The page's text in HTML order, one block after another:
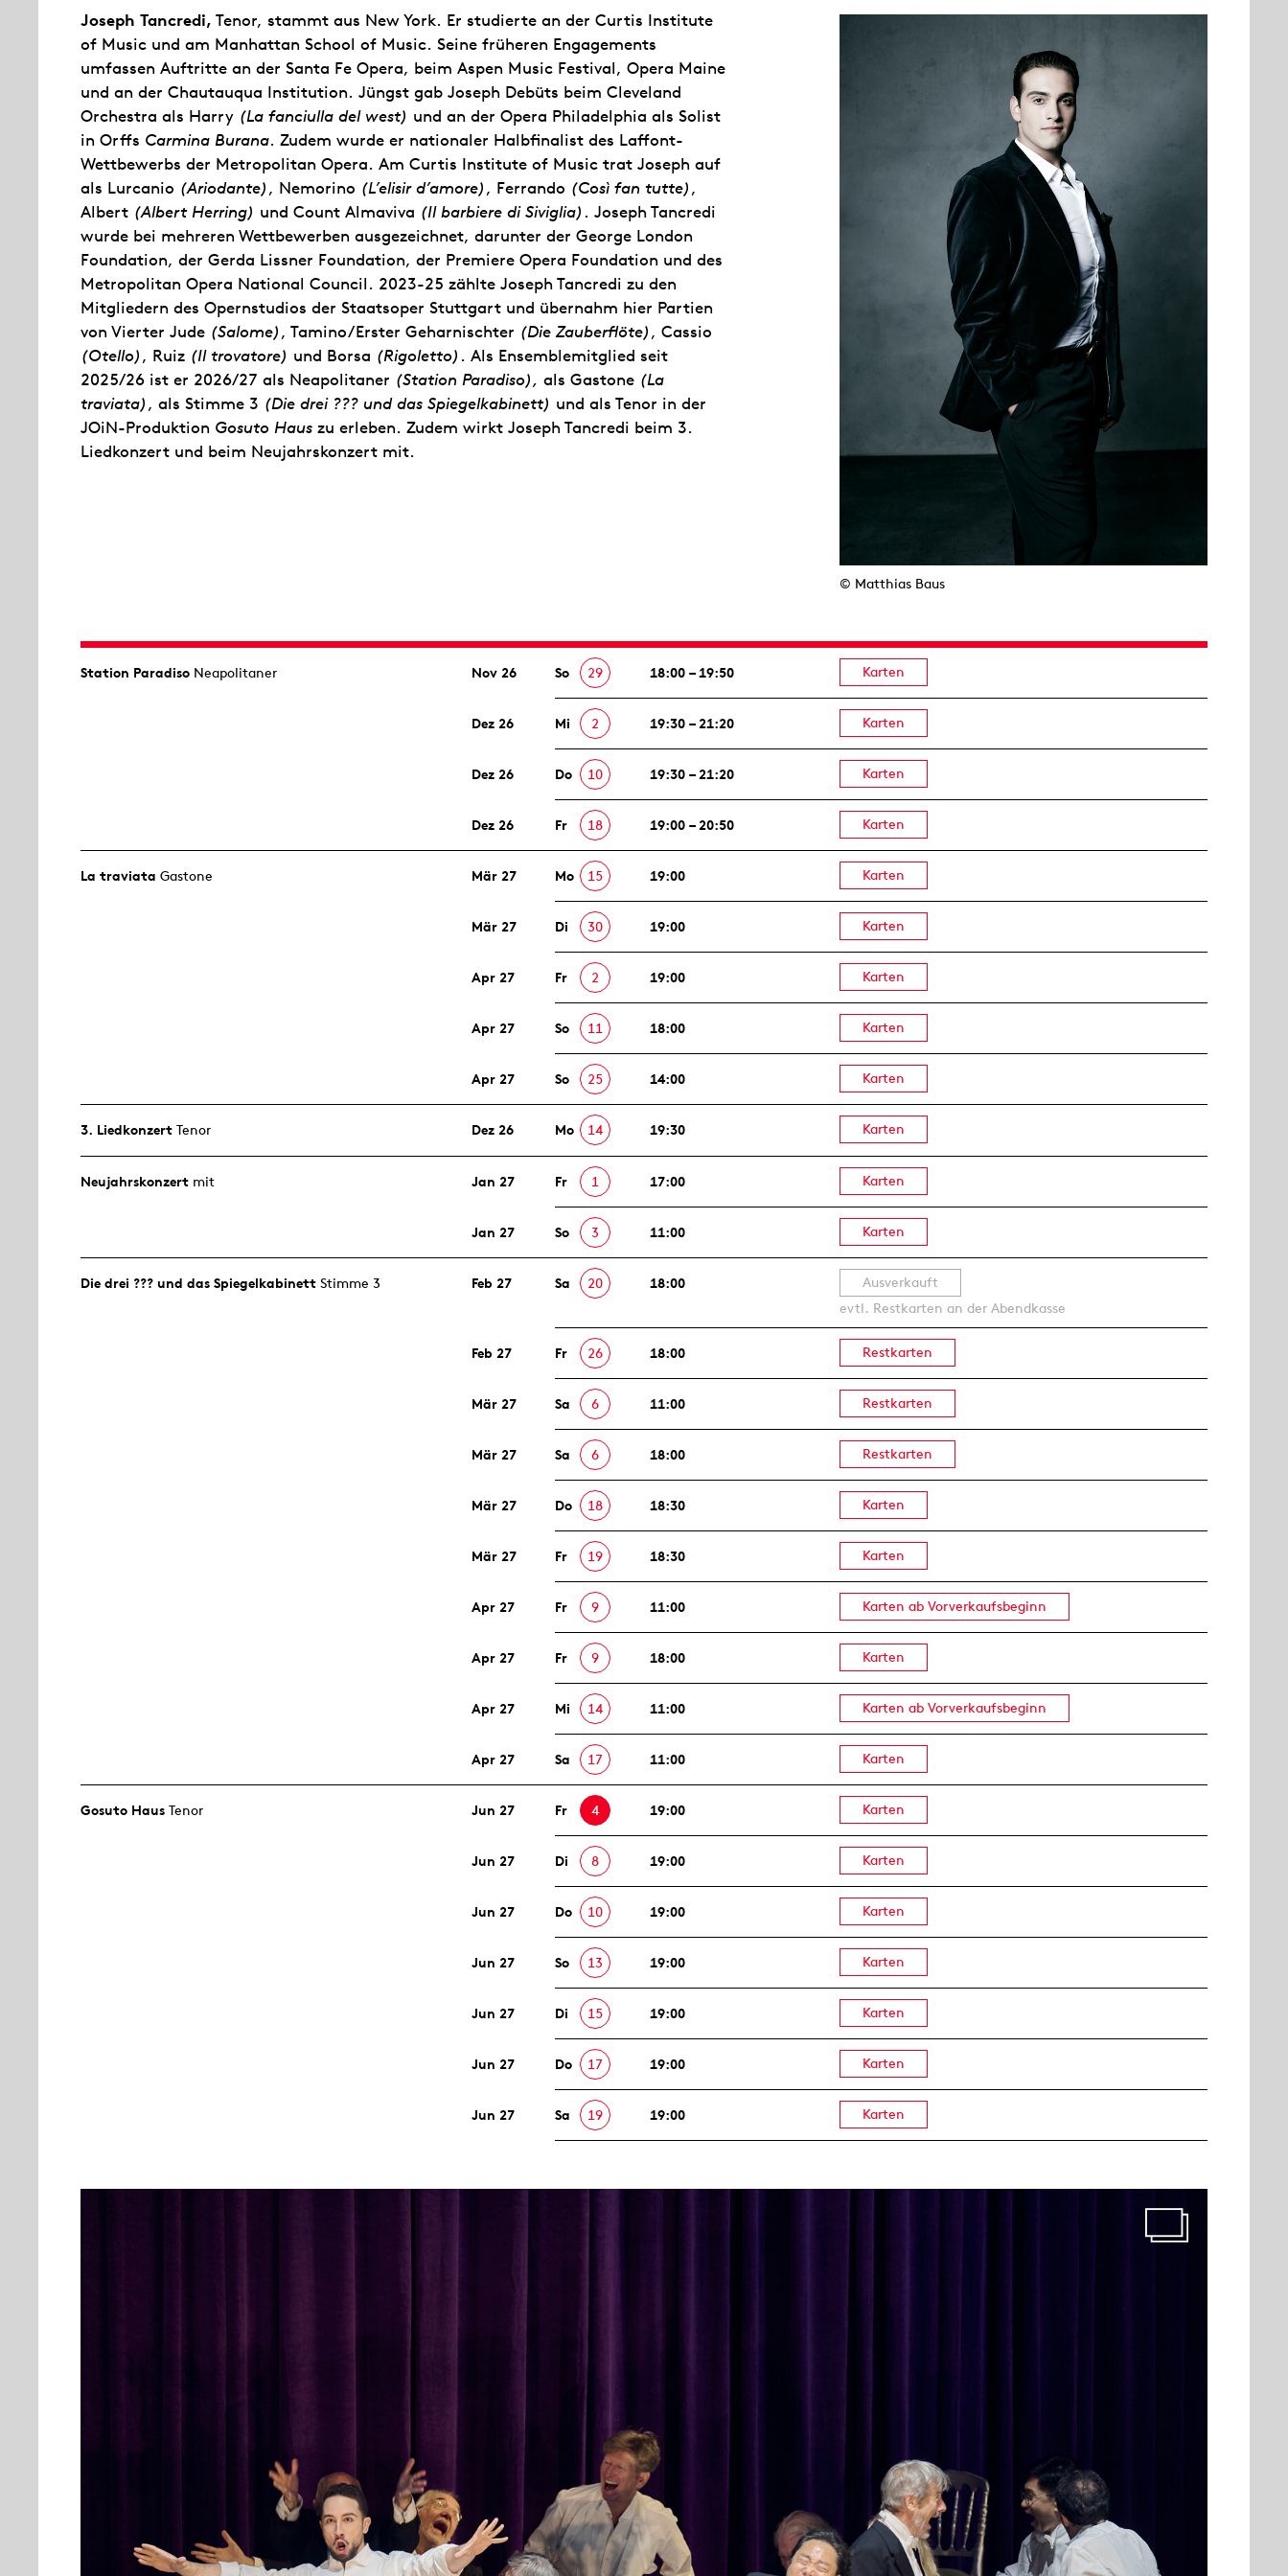
Joseph Tancredi, Tenor, stammt aus New York. Er studierte an der Curtis Institute
of Music und am Manhattan School of Music. Seine früheren Engagements
umfassen Auftritte an der Santa Fe Opera, beim Aspen Music Festival, Opera Maine
und an der Chautauqua Institution. Jüngst gab Joseph Debüts beim Cleveland
Orchestra als Harry (La fanciulla del west) und an der Opera Philadelphia als Solist
in Orffs Carmina Burana. Zudem wurde er nationaler Halbfinalist des Laffont-
Wettbewerbs der Metropolitan Opera. Am Curtis Institute of Music trat Joseph auf
als Lurcanio (Ariodante), Nemorino (L’elisir d’amore), Ferrando (Così fan tutte),
Albert (Albert Herring) und Count Almaviva (Il barbiere di Siviglia) . Joseph Tancredi
wurde bei mehreren Wettbewerben ausgezeichnet, darunter der George London
Foundation, der Gerda Lissner Foundation, der Premiere Opera Foundation und des
Metropolitan Opera National Council. 2023-25 zählte Joseph Tancredi zu den
Mitgliedern des Opernstudios der Staatsoper Stuttgart und übernahm hier Partien
von Vierter Jude (Salome), Tamino/Erster Geharnischter (Die Zauberflöte), Cassio
(Otello), Ruiz (Il trovatore) und Borsa (Rigoletto) . Als Ensemblemitglied seit
2025/26 ist er 2026/27 als Neapolitaner (Station Paradiso), als Gastone (La
traviata), als Stimme 3 (Die drei ??? und das Spiegelkabinett) und als Tenor in der
JOiN-Produktion Gosuto Haus zu erleben. Zudem wirkt Joseph Tancredi beim 3.
Liedkonzert und beim Neujahrskonzert mit.
© Matthias Baus
Station Paradiso Neapolitaner Nov 26 So 29 18:00 – 19:50 Karten
Dez 26 Mi 2 19:30 – 21:20 Karten
Dez 26 Do 10 19:30 – 21:20 Karten
Dez 26 Fr 18 19:00 – 20:50 Karten
La traviata Gastone Mär 27 Mo 15 19:00 Karten
Mär 27 Di 30 19:00 Karten
Apr 27 Fr 2 19:00 Karten
Apr 27 So 11 18:00 Karten
Apr 27 So 25 14:00 Karten
3. Lied­konzert Tenor Dez 26 Mo 14 19:30 Karten
Neujahrs­konzert mit Jan 27 Fr 1 17:00 Karten
Jan 27 So 3 11:00 Karten
Die drei ??? und das Spiegelkabinett Stimme 3 Feb 27 Sa 20 18:00
Ausverkauft
evtl. Restkarten an der Abendkasse
Feb 27 Fr 26 18:00 Restkarten
Mär 27 Sa 6 11:00 Restkarten
Mär 27 Sa 6 18:00 Restkarten
Mär 27 Do 18 18:30 Karten
Mär 27 Fr 19 18:30 Karten
Apr 27 Fr 9 11:00 Karten ab Vorverkaufsbeginn
Apr 27 Fr 9 18:00 Karten
Apr 27 Mi 14 11:00 Karten ab Vorverkaufsbeginn
Apr 27 Sa 17 11:00 Karten
Gosuto Haus Tenor Jun 27 Fr 4 19:00 Karten
Jun 27 Di 8 19:00 Karten
Jun 27 Do 10 19:00 Karten
Jun 27 So 13 19:00 Karten
Jun 27 Di 15 19:00 Karten
Jun 27 Do 17 19:00 Karten
Jun 27 Sa 19 19:00 Karten